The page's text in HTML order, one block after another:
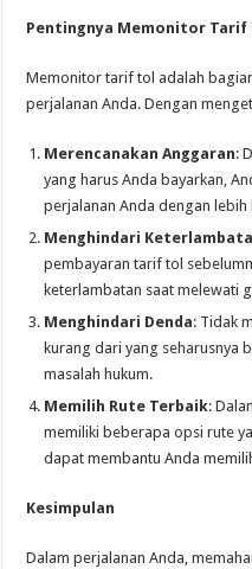
Pentingnya Memonitor Tarif
Memonitor tarif tol adalah
perjalanan Anda. Dengan
Merencanakan Anggaran:
yang harus Anda bayarkan,
perjalanan Anda dengan lebih
Menghindari
pembayaran tarif tol
keterlambatan saat melewati
Menghindari Denda: Tidak
kurang dari yang seharusnya
masalah hukum.
Memilih Rute Terbaik:
memiliki beberapa opsi rute
dapat membantu Anda
Kesimpulan
Dalam perjalanan Anda,